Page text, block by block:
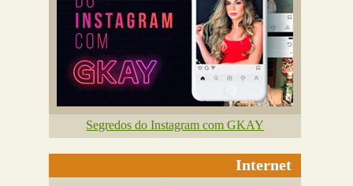
Segredos do Instagram com GKAY
Internet